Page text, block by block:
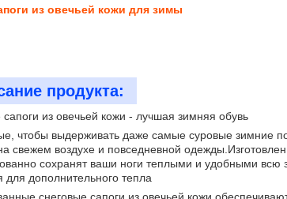
из овечьей кожи для зимы
продукта:
из овечьей кожи - лучшая зимняя обувь
чтобы выдерживать даже самые суровые зимние
свежем воздухе и повседневной
сохранят ваши ноги теплыми и удобными всю
для дополнительного тепла